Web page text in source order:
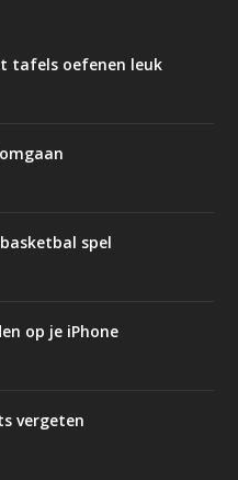
tafels oefenen leuk
spel
op je iPhone
vergeten